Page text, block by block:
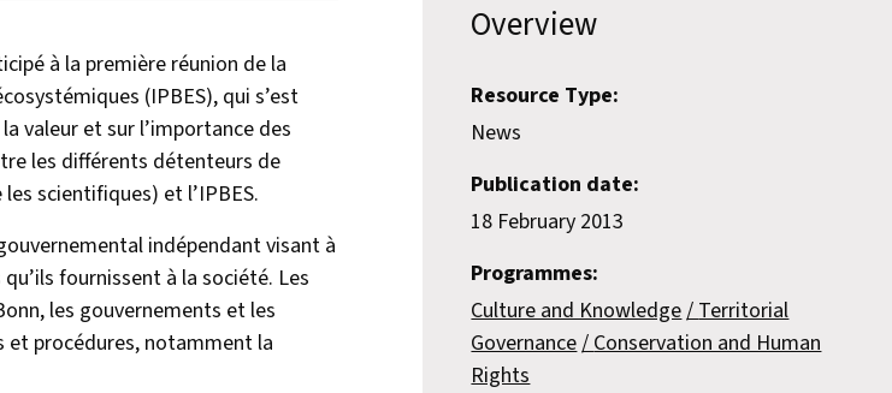
à la première réunion de la
(IPBES), qui s’est
valeur et sur l’importance des
les différents détenteurs de
scientifiques) et l’IPBES.
indépendant visant à
fournissent à la société. Les
les gouvernements et les
et procédures, notamment la
Overview
Resource Type:
News
Publication date:
18 February 2013
Programmes:
Culture and Knowledge Territorial
Governance Conservation and Human
Rights